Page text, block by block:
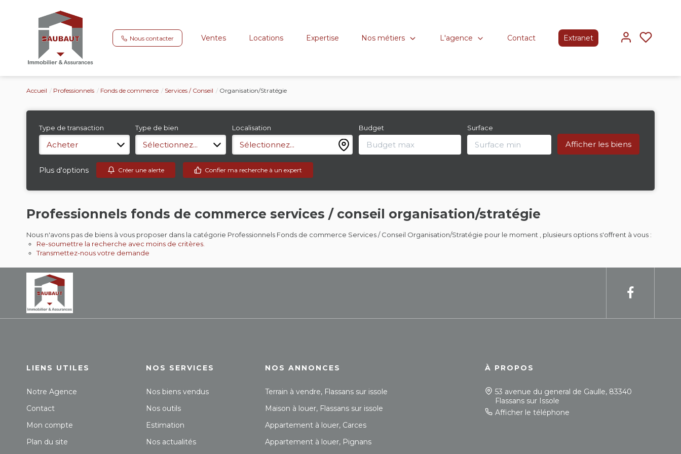
Nous contacter Ventes Locations Expertise Nos métiers L'agence Contact Extranet
Accueil Professionnels Fonds de commerce Services / Conseil Organisation/Stratégie
Type de transaction
Acheter
Type de bien
Sélectionnez...
Localisation
Sélectionnez...
Budget Surface
Plus d'options Créer une alerte Confier ma recherche à un expert
Professionnels fonds de commerce services / conseil organisation/stratégie
Nous n'avons pas de biens à vous proposer dans la catégorie Professionnels Fonds de commerce Services / Conseil Organisation/Stratégie pour le moment , plusieurs options s'offrent à vous :
Re-soumettre la recherche avec moins de critères.
Transmettez-nous votre demande
LIENS UTILES
Notre Agence
Contact
Mon compte
Plan du site
NOS SERVICES
Nos biens vendus
Nos outils
Estimation
Nos actualités
NOS ANNONCES
Terrain à vendre, Flassans sur issole
Maison à louer, Flassans sur issole
Appartement à louer, Carces
Appartement à louer, Pignans
À PROPOS
53 avenue du general de Gaulle, 83340
Flassans sur Issole
Afficher le téléphone